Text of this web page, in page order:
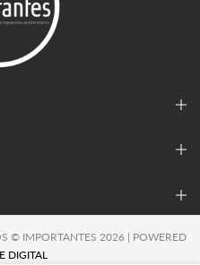
© IMPORTANTES 2026 | POWERED
DIGITAL